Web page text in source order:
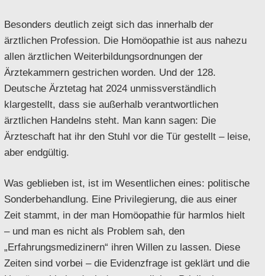
Besonders deutlich zeigt sich das innerhalb der
ärztlichen Profession. Die Homöopathie ist aus nahezu
allen ärztlichen Weiterbildungsordnungen der
Ärztekammern gestrichen worden. Und der 128.
Deutsche Ärztetag hat 2024 unmissverständlich
klargestellt, dass sie außerhalb verantwortlichen
ärztlichen Handelns steht. Man kann sagen: Die
Ärzteschaft hat ihr den Stuhl vor die Tür gestellt – leise,
aber endgültig.
Was geblieben ist, ist im Wesentlichen eines: politische
Sonderbehandlung. Eine Privilegierung, die aus einer
Zeit stammt, in der man Homöopathie für harmlos hielt
– und man es nicht als Problem sah, den
„Erfahrungsmedizinern“ ihren Willen zu lassen. Diese
Zeiten sind vorbei – die Evidenzfrage ist geklärt und die